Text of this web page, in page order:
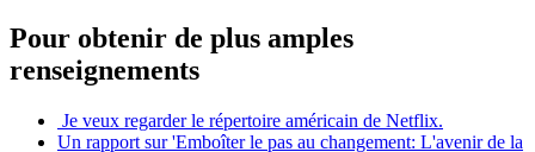
Pour obtenir de plus amples
renseignements
Je veux regarder le répertoire américain de Netflix.
Un rapport sur 'Emboîter le pas au changement: L'avenir de la